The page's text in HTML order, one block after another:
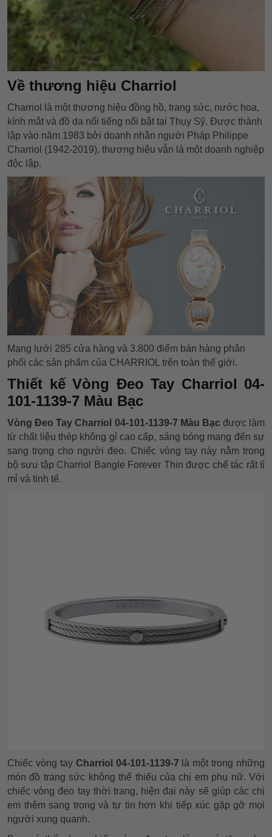
Về thương hiệu Charriol
Charriol là một thương hiệu đồng hồ, trang sức, nước hoa,
kính mắt và đồ da nổi tiếng nổi bật tại Thụy Sỹ. Được thành
lập vào năm 1983 bởi doanh nhân người Pháp Philippe
Charriol (1942-2019), thương hiệu vẫn là một doanh nghiệp
độc lập.
Mạng lưới 285 cửa hàng và 3.800 điểm bán hàng phân
phối các sản phẩm của CHARRIOL trên toàn thế giới.
Thiết kế Vòng Đeo Tay Charriol 04-
101-1139-7 Màu Bạc
Vòng Đeo Tay Charriol 04-101-1139-7 Màu Bạc được làm
từ chất liệu thép không gỉ cao cấp, sáng bóng mang đến sự
sang trọng cho người đeo. Chiếc vòng tay này nằm trong
bộ sưu tập Charriol Bangle Forever Thin được chế tác rất tỉ
mỉ và tinh tế.
Chiếc vòng tay Charriol 04-101-1139-7 là một trong những
món đồ trang sức không thể thiếu của chị em phụ nữ. Với
chiếc vòng đeo tay thời trang, hiện đại này sẽ giúp các chị
em thêm sang trọng và tự tin hơn khi tiếp xúc gặp gỡ mọi
người xung quanh.